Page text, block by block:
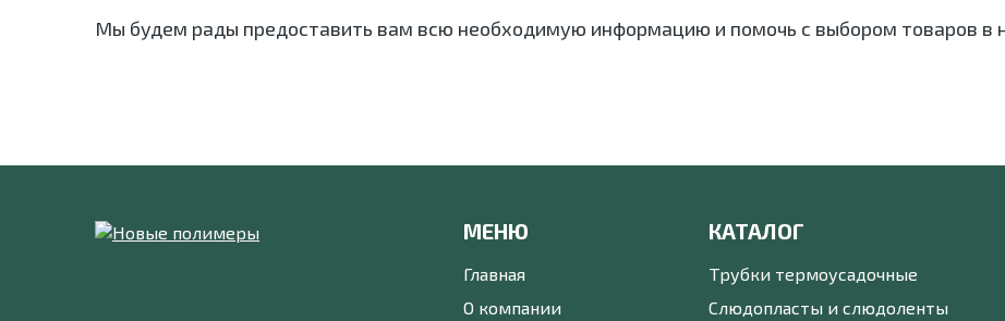
Мы будем рады предоставить вам всю необходимую информацию и помочь с выбором товаров в
МЕНЮ
Главная
О компании
КАТАЛОГ
Трубки термоусадочные
Слюдопласты и слюдоленты